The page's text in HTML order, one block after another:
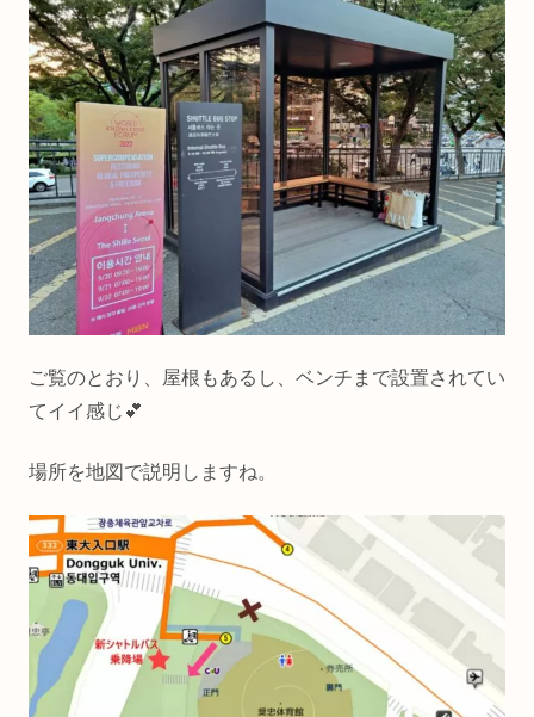
ご覧のとおり、屋根もあるし、ベンチまで設置されてい
てイイ感じ💕
場所を地図で説明しますね。